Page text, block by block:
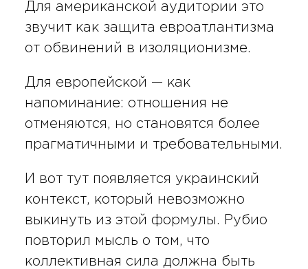
Для американской аудитории это
звучит как защита евроатлантизма
от обвинений в изоляционизме.
Для европейской — как
напоминание: отношения не
отменяются, но становятся более
прагматичными и требовательными.
И вот тут появляется украинский
контекст, который невозможно
выкинуть из этой формулы. Рубио
повторил мысль о том, что
коллективная сила должна быть